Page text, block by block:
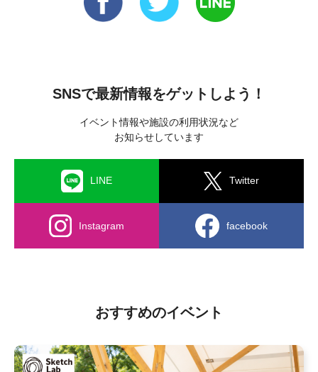
SNSで最新情報をゲットしよう！
イベント情報や施設の利用状況など
お知らせしています
LINE Twitter
Instagram facebook
おすすめのイベント